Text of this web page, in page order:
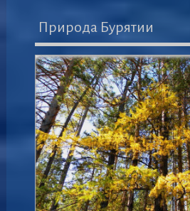
Природа Бурятии